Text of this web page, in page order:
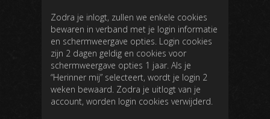
Zodra je inlogt, zullen we enkele cookies
bewaren in verband met je login informatie
en schermweergave opties. Login cookies
zijn 2 dagen geldig en cookies voor
schermweergave opties 1 jaar. Als je
“Herinner mij” selecteert, wordt je login 2
weken bewaard. Zodra je uitlogt van je
account, worden login cookies verwijderd.